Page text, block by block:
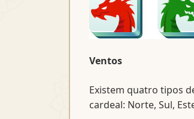
Ventos
Existem quatro tipos
cardeal: Norte, Sul,